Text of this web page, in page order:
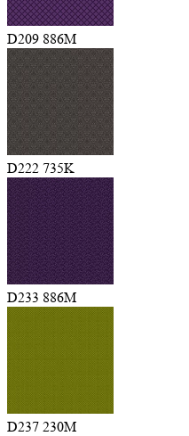
D209 886M
D222 735K
D233 886M
D237 230M